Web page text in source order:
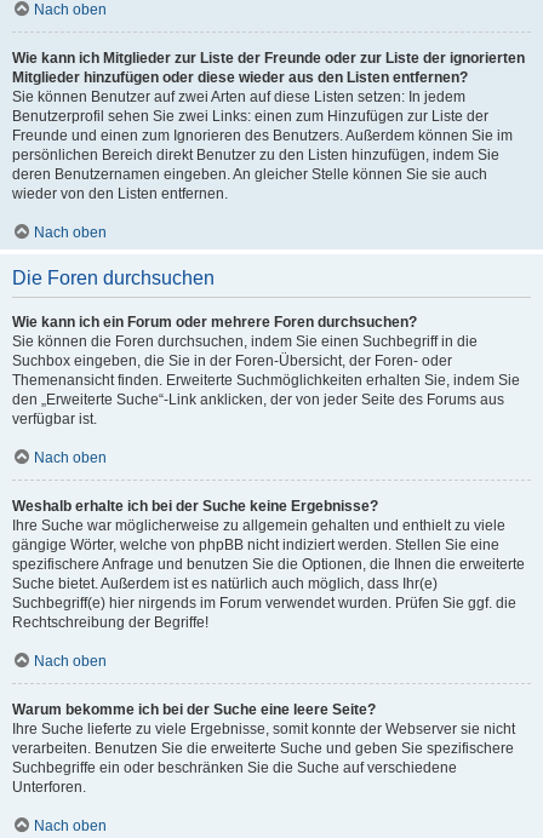
Nach oben
Wie kann ich Mitglieder zur Liste der Freunde oder zur Liste der ignorierten
Mitglieder hinzufügen oder diese wieder aus den Listen entfernen?
Sie können Benutzer auf zwei Arten auf diese Listen setzen: In jedem
Benutzerprofil sehen Sie zwei Links: einen zum Hinzufügen zur Liste der
Freunde und einen zum Ignorieren des Benutzers. Außerdem können Sie im
persönlichen Bereich direkt Benutzer zu den Listen hinzufügen, indem Sie
deren Benutzernamen eingeben. An gleicher Stelle können Sie sie auch
wieder von den Listen entfernen.
Nach oben
Die Foren durchsuchen
Wie kann ich ein Forum oder mehrere Foren durchsuchen?
Sie können die Foren durchsuchen, indem Sie einen Suchbegriff in die
Suchbox eingeben, die Sie in der Foren-Übersicht, der Foren- oder
Themenansicht finden. Erweiterte Suchmöglichkeiten erhalten Sie, indem Sie
den „Erweiterte Suche“-Link anklicken, der von jeder Seite des Forums aus
verfügbar ist.
Nach oben
Weshalb erhalte ich bei der Suche keine Ergebnisse?
Ihre Suche war möglicherweise zu allgemein gehalten und enthielt zu viele
gängige Wörter, welche von phpBB nicht indiziert werden. Stellen Sie eine
spezifischere Anfrage und benutzen Sie die Optionen, die Ihnen die erweiterte
Suche bietet. Außerdem ist es natürlich auch möglich, dass Ihr(e)
Suchbegriff(e) hier nirgends im Forum verwendet wurden. Prüfen Sie ggf. die
Rechtschreibung der Begriffe!
Nach oben
Warum bekomme ich bei der Suche eine leere Seite?
Ihre Suche lieferte zu viele Ergebnisse, somit konnte der Webserver sie nicht
verarbeiten. Benutzen Sie die erweiterte Suche und geben Sie spezifischere
Suchbegriffe ein oder beschränken Sie die Suche auf verschiedene
Unterforen.
Nach oben